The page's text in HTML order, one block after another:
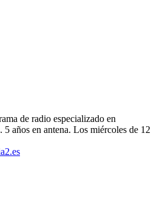
de radio especializado en
años en antena. Los miércoles de 12